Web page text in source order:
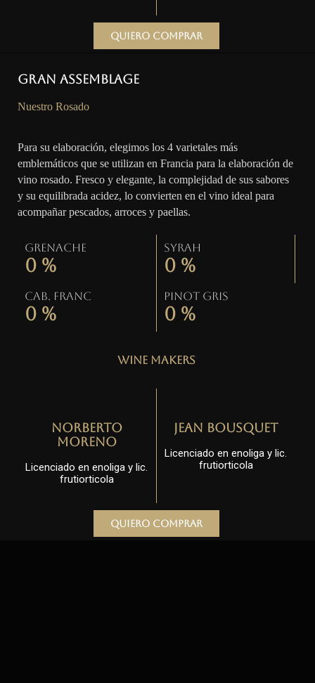
Quiero comprar
Gran Assemblage
Nuestro Rosado
Para su elaboración, elegimos los 4 varietales más
emblemáticos que se utilizan en Francia para la elaboración de
vino rosado. Fresco y elegante, la complejidad de sus sabores
y su equilibrada acidez, lo convierten en el vino ideal para
acompañar pescados, arroces y paellas.
Grenache
0 %
Syrah
0 %
Cab. Franc
0 %
Pinot gris
0 %
Wine Makers
Norberto
Moreno
Licenciado en enoliga y lic.
frutiorticola
Jean Bousquet
Licenciado en enoliga y lic.
frutiorticola
Quiero comprar